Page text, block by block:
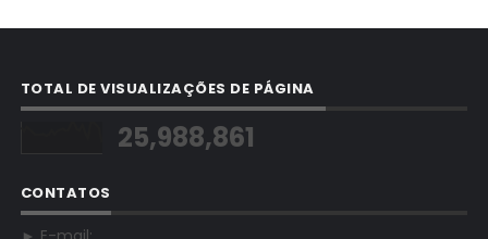
TOTAL DE VISUALIZAÇÕES DE PÁGINA
25,988,861
CONTATOS